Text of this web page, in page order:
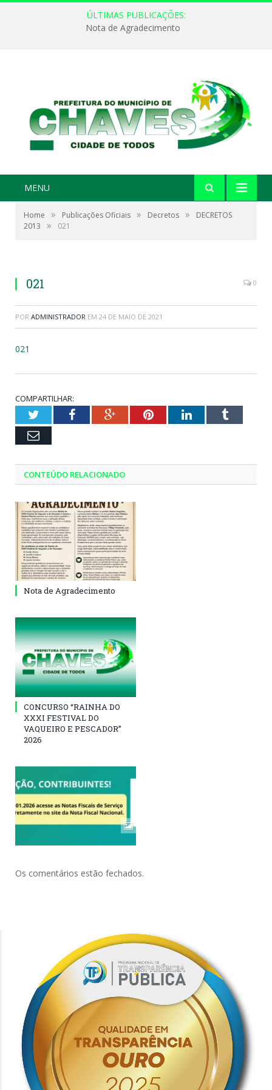
ÚLTIMAS PUBLICAÇÕES:
Nota de Agradecimento
MENU
Home » Publicações Oficiais » Decretos »
DECRETOS
2013
» 021
021 0
POR ADMINISTRADOR EM 24 DE MAIO DE 2021
021
COMPARTILHAR:
TwitterFacebookGoogle+PinterestLinkedInTumblr
Email
CONTEÚDO RELACIONADO
Nota de Agradecimento
CONCURSO “RAINHA DO
XXXI FESTIVAL DO
VAQUEIRO E PESCADOR”
2026
Os comentários estão fechados.